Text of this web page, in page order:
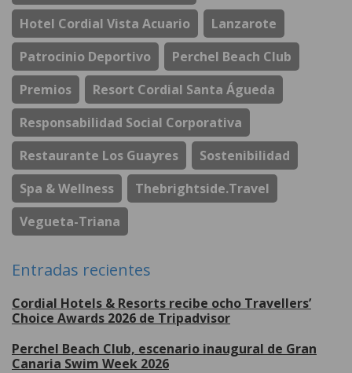
Hotel Cordial Vista Acuario
Lanzarote
Patrocinio Deportivo
Perchel Beach Club
Premios
Resort Cordial Santa Águeda
Responsabilidad Social Corporativa
Restaurante Los Guayres
Sostenibilidad
Spa & Wellness
Thebrightside.travel
Vegueta-Triana
Entradas recientes
Cordial Hotels & Resorts recibe ocho Travellers’
Choice Awards 2026 de Tripadvisor
Perchel Beach Club, escenario inaugural de Gran
Canaria Swim Week 2026